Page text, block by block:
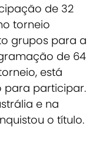
de 32
torneio
grupos para a
de 64
está
para participar.
e na
o título.